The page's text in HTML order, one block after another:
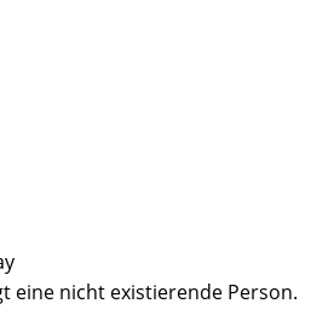
eine nicht existierende Person.